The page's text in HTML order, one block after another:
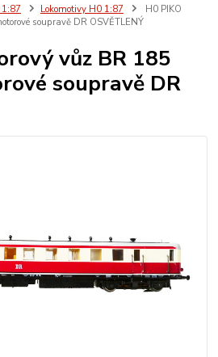
1:87 Lokomotivy H0 1:87
H0 PIKO
soupravě DR OSVĚTLENÝ
vůz BR 185
soupravě DR